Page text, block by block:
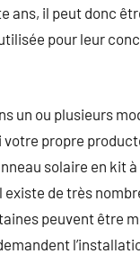
ans, il peut donc
pour leur
un ou plusieurs
votre propre
solaire en kit
existe de très
peuvent être